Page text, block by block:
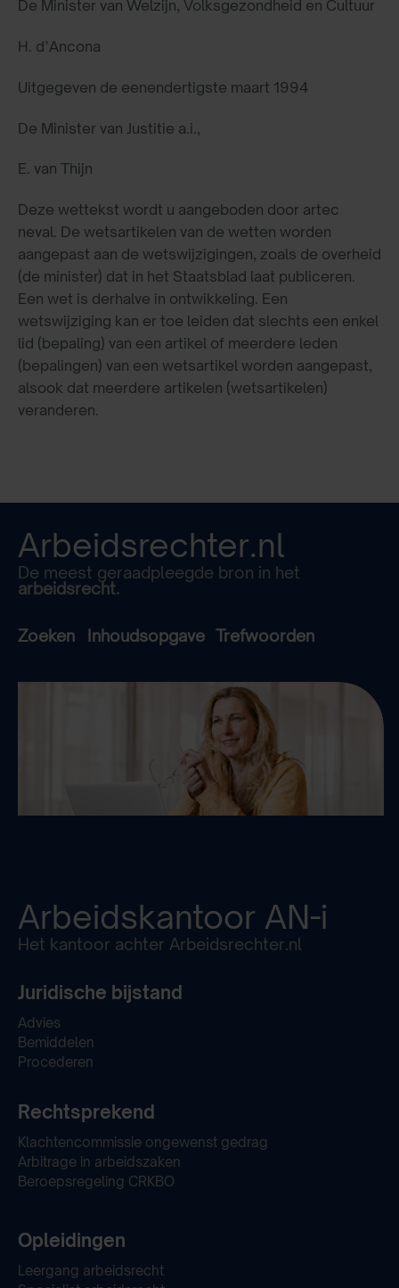
De Minister van Welzijn, Volksgezondheid en Cultuur
H. d’Ancona
Uitgegeven de eenendertigste maart 1994
De Minister van Justitie a.i.,
E. van Thijn
Deze wettekst wordt u aangeboden door artec
neval. De wetsartikelen van de wetten worden
aangepast aan de wetswijzigingen, zoals de overheid
(de minister) dat in het Staatsblad laat publiceren.
Een wet is derhalve in ontwikkeling. Een
wetswijziging kan er toe leiden dat slechts een enkel
lid (bepaling) van een artikel of meerdere leden
(bepalingen) van een wetsartikel worden aangepast,
alsook dat meerdere artikelen (wetsartikelen)
veranderen.
Arbeidsrechter.nl
De meest geraadpleegde bron in het
arbeidsrecht.
Zoeken Inhoudsopgave Trefwoorden
Arbeidskantoor AN-i
Het kantoor achter Arbeidsrechter.nl
Juridische bijstand
Advies
Bemiddelen
Procederen
Rechtsprekend
Klachtencommissie ongewenst gedrag
Arbitrage in arbeidszaken
Beroepsregeling CRKBO
Opleidingen
Leergang arbeidsrecht